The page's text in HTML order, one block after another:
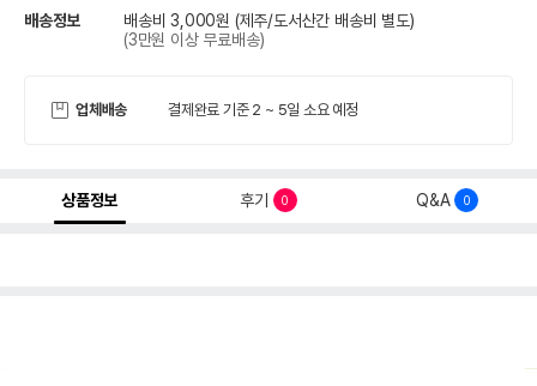
배송정보 배송비 3,000원 (제주/도서산간 배송비 별도)
(3만원 이상 무료배송)
업체배송 결제완료 기준 2 ~ 5일 소요 예정
상품정보 후기 0 Q&A 0